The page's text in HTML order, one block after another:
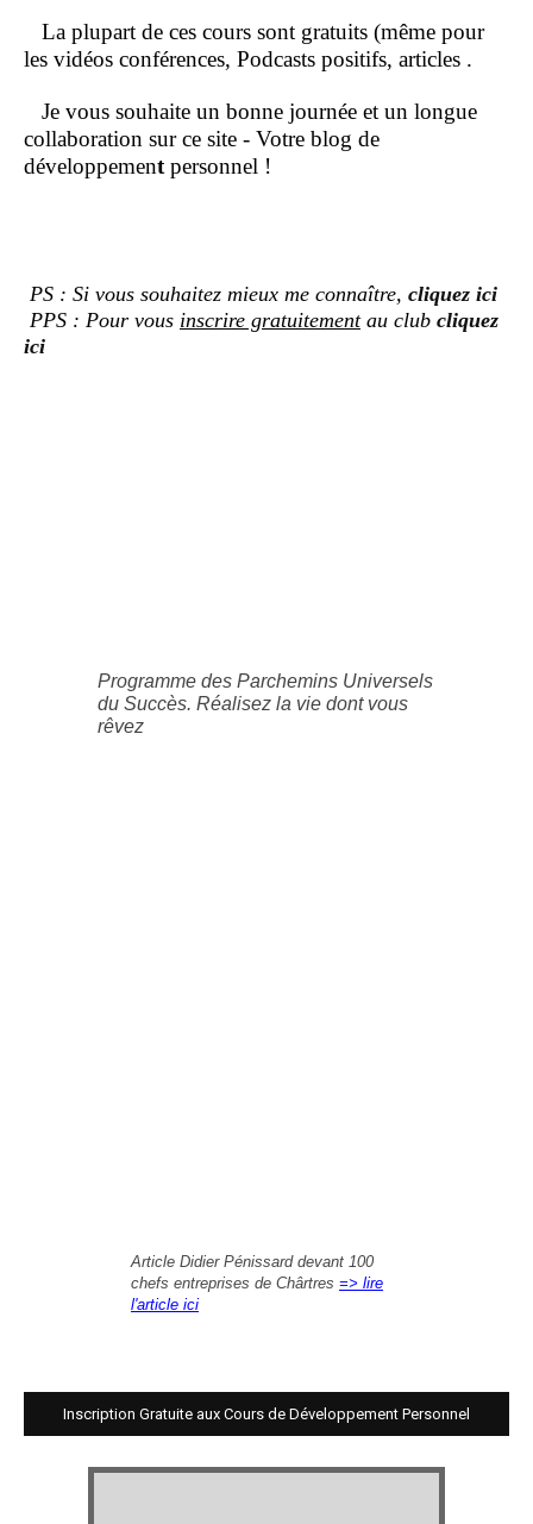
La plupart de ces cours sont gratuits (même pour
les vidéos conférences, Podcasts positifs, articles .
Je vous souhaite un bonne journée et un longue
collaboration sur ce site - Votre blog de
développement personnel !
PS : Si vous souhaitez mieux me connaître, cliquez ici
PPS : Pour vous inscrire gratuitementau club cliquez
ici
Programme des Parchemins Universels
du Succès. Réalisez la vie dont vous
rêvez
Article Didier Pénissard devant 100
chefs entreprises de Chârtres => lire
l'article ici
Inscription Gratuite aux Cours de Développement Personnel